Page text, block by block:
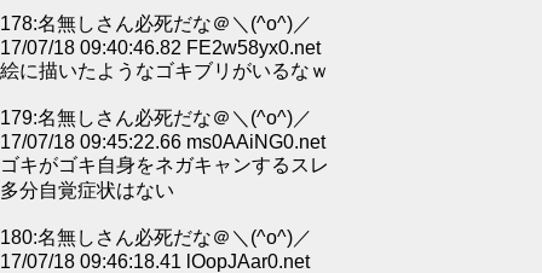
178:名無しさん必死だな＠＼(^o^)／
17/07/18 09:40:46.82 FE2w58yx0.net
絵に描いたようなゴキブリがいるなｗ
179:名無しさん必死だな＠＼(^o^)／
17/07/18 09:45:22.66 ms0AAiNG0.net
ゴキがゴキ自身をネガキャンするスレ
多分自覚症状はない
180:名無しさん必死だな＠＼(^o^)／
17/07/18 09:46:18.41 lOopJAar0.net